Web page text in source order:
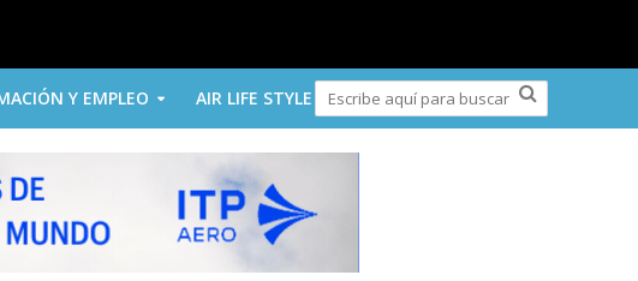
Y EMPLEO AIR LIFE STYLE